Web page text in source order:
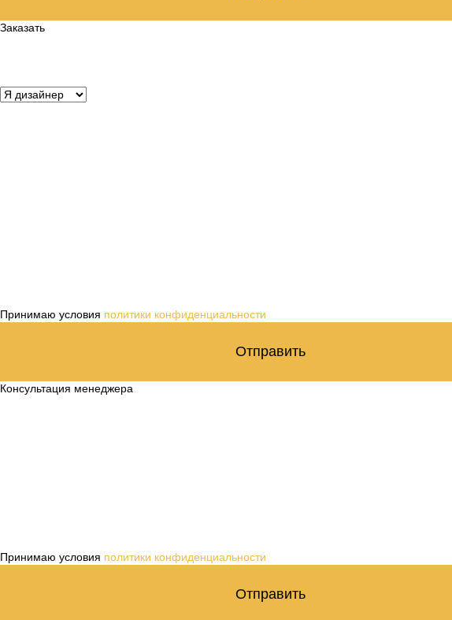
Заказать
Принимаю условия политики конфиденциальности
Отправить
Консультация менеджера
Принимаю условия политики конфиденциальности
Отправить